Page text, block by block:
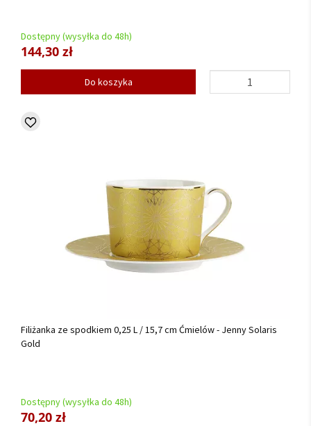
Dostępny (wysyłka do 48h)
144,30 zł
Do koszyka
Filiżanka ze spodkiem 0,25 L / 15,7 cm Ćmielów - Jenny Solaris
Gold
Dostępny (wysyłka do 48h)
70,20 zł